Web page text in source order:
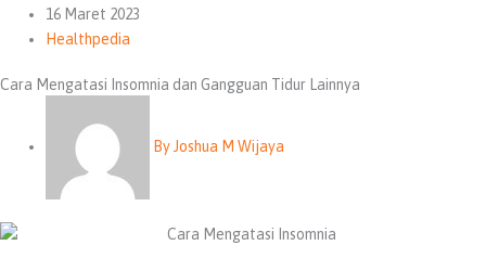
16 Maret 2023
Healthpedia
Cara Mengatasi Insomnia dan Gangguan Tidur Lainnya
By Joshua M Wijaya